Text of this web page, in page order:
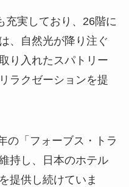
充実しており、26階に
、自然光が降り注ぐ
り入れたスパトリー
ラクゼーションを提
の「フォーブス・トラ
持し、日本のホテル
提供し続けていま